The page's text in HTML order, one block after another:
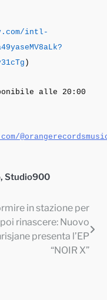
intl-
)
alle 20:00
, Studio900
in stazione per
poi rinascere: Nuovo
presenta l’EP
“NOIR X”